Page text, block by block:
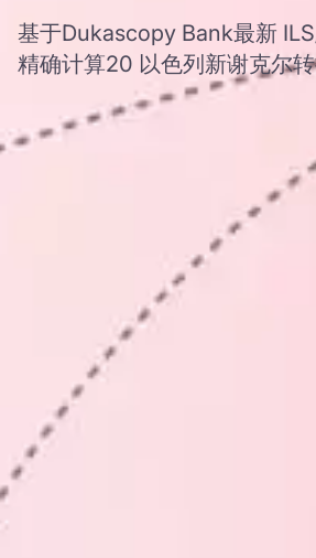
基于Dukascopy Bank最新
精确计算20 以色列新谢克尔